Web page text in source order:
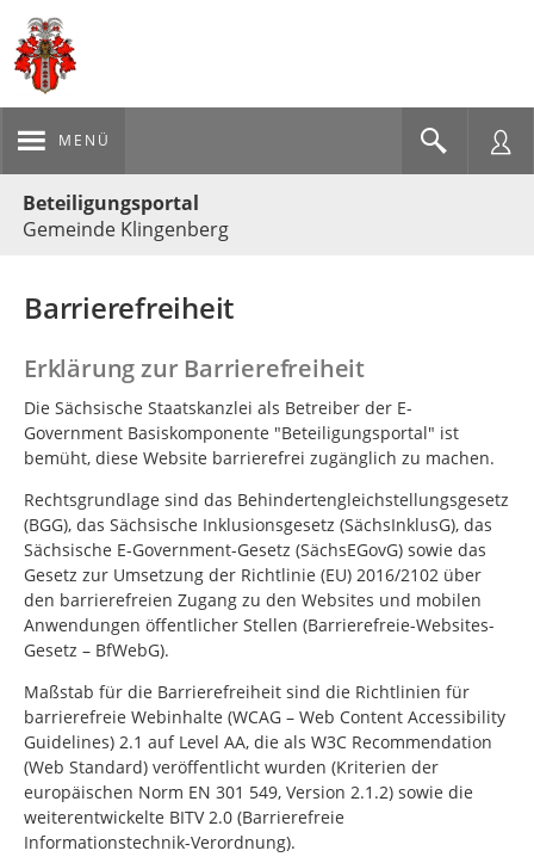
MENÜ
Beteiligungsportal
Gemeinde Klingenberg
Barrierefreiheit
Erklärung zur Barrierefreiheit
Die Sächsische Staatskanzlei als Betreiber der E-
Government Basiskomponente "Beteiligungsportal" ist
bemüht, diese Website barrierefrei zugänglich zu machen.
Rechtsgrundlage sind das Behindertengleichstellungsgesetz
(BGG), das Sächsische Inklusionsgesetz (SächsInklusG), das
Sächsische E-Government-Gesetz (SächsEGovG) sowie das
Gesetz zur Umsetzung der Richtlinie (EU) 2016/2102 über
den barrierefreien Zugang zu den Websites und mobilen
Anwendungen öffentlicher Stellen (Barrierefreie-Websites-
Gesetz – BfWebG).
Maßstab für die Barrierefreiheit sind die Richtlinien für
barrierefreie Webinhalte (WCAG – Web Content Accessibility
Guidelines) 2.1 auf Level AA, die als W3C Recommendation
(Web Standard) veröffentlicht wurden (Kriterien der
europäischen Norm EN 301 549, Version 2.1.2) sowie die
weiterentwickelte BITV 2.0 (Barrierefreie
Informationstechnik-Verordnung).